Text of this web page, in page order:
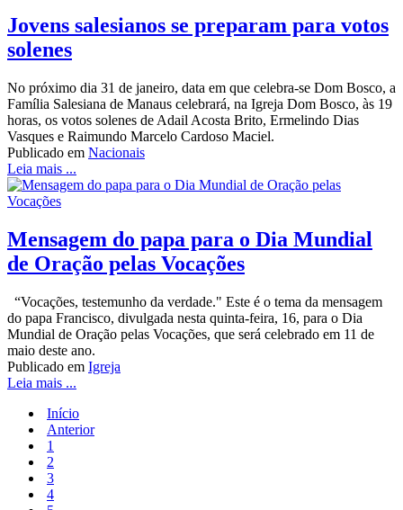
Jovens salesianos se preparam para votos
solenes
No próximo dia 31 de janeiro, data em que celebra-se Dom Bosco, a
Família Salesiana de Manaus celebrará, na Igreja Dom Bosco, às 19
horas, os votos solenes de Adail Acosta Brito, Ermelindo Dias
Vasques e Raimundo Marcelo Cardoso Maciel.
Publicado em Nacionais
Leia mais ...
Mensagem do papa para o Dia Mundial
de Oração pelas Vocações
“Vocações, testemunho da verdade." Este é o tema da mensagem
do papa Francisco, divulgada nesta quinta-feira, 16, para o Dia
Mundial de Oração pelas Vocações, que será celebrado em 11 de
maio deste ano.
Publicado em Igreja
Leia mais ...
Início
Anterior
1
2
3
4